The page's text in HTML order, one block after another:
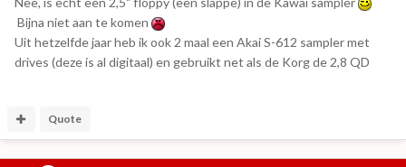
Bijna niet aan te komen
Uit hetzelfde jaar heb ik ook 2 maal een Akai S-612 sampler met
drives (deze is al digitaal) en gebruikt net als de Korg de 2,8 QD
Quote